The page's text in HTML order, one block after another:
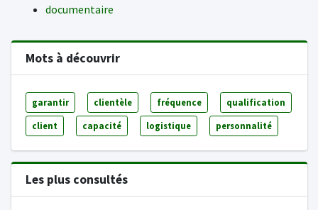
documentaire
Mots à découvrir
garantir clientèle fréquence qualification
client capacité logistique personnalité
Les plus consultés